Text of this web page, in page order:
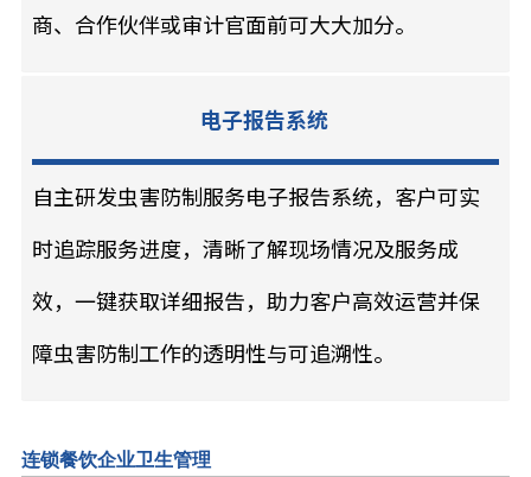
商、合作伙伴或审计官面前可大大加分。
电子报告系统
自主研发虫害防制服务电子报告系统，客户可实
时追踪服务进度，清晰了解现场情况及服务成
效，一键获取详细报告，助力客户高效运营并保
障虫害防制工作的透明性与可追溯性。
连锁餐饮企业卫生管理